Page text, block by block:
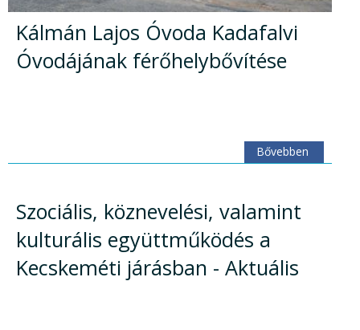
Kálmán Lajos Óvoda Kadafalvi
Óvodájának férőhelybővítése
Bővebben
Szociális, köznevelési, valamint
kulturális együttműködés a
Kecskeméti járásban - Aktuális